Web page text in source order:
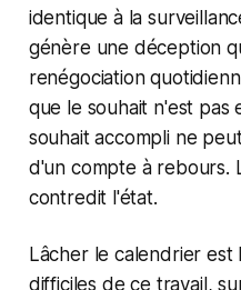
identique à la
génère une déception
renégociation
que le souhait n'est pas
souhait accompli ne
d'un compte à rebours.
contredit l'état.
Lâcher le calendrier est
difficiles de ce travail,